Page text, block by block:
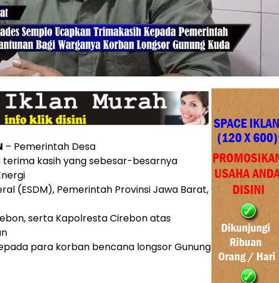
– Pemerintah Desa
kasih yang sebesar-besarnya
(ESDM), Pemerintah Provinsi Jawa Barat,
serta Kapolresta Cirebon atas
para korban bencana longsor Gunung